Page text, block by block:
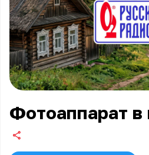
Фотоаппарат в